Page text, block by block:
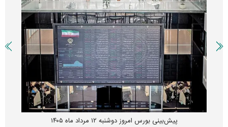
پیش‌بینی بورس امروز دوشنبه ۱۲ مرداد ماه ۱۴۰۵